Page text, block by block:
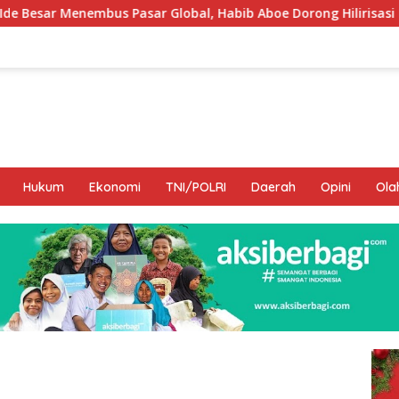
Global, Habib Aboe Dorong Hilirisasi Potensi Daerah
Hukum Ekonomi TNI/POLRI Daerah Opini